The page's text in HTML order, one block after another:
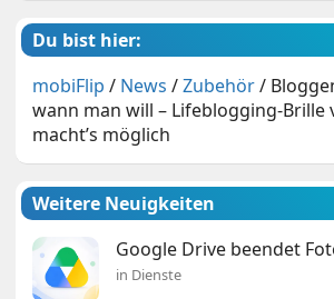
Du bist hier:
mobiFlip / News /Zubehör/
wann man will – Lifeblogging-Brille
macht’s möglich
Weitere Neuigkeiten
Google Drive beendet
in Dienste